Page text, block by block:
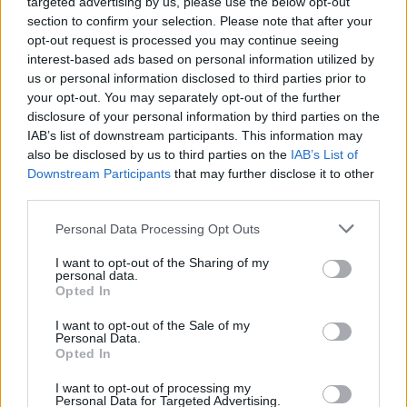
section to confirm your selection. Please note that after your
opt-out request is processed you may continue seeing
interest-based ads based on personal information utilized by
us or personal information disclosed to third parties prior to
your opt-out. You may separately opt-out of the further
disclosure of your personal information by third parties on the
IAB’s list of downstream participants. This information may
also be disclosed by us to third parties on the IAB’s List of
Downstream Participants that may further disclose it to other
Please note that this website/app uses one or more Google
not limited to your visit or usage behaviour. You may click to
grant or deny consent to Google and its third-party tags to
use your data for below specified purposes in below Google
consent section.
Personal Data Processing Opt Outs
I want to opt-out of the Sharing of my
personal data.
Opted In
I want to opt-out of the Sale of my
Personal Data.
Opted In
I want to opt-out of processing my
Personal Data for Targeted Advertising.
Gergelynél alkalmasabb embert egy ilyen rangú
kulturális fesztivál vezetésére nehezen lehet találni."
Az operafesztivál igazgatójáról elmondta még,
"nagyon ritka, hogy valakinek egyszerre legyen
szervezési tapasztalata, ismertsége, gondolata és
ambíciója megcsinálni, amit eltervezett." Kiss
később csöppent bele a történetbe, hiszen idén
februárban választották meg igazgatónak, ekkor az
operafesztivál alapstruktúrája már készen volt, ahol
a színháznak játszási helyként jutott szerep. "Mi
ebben az idei operafesztiválban baráti csendestárs